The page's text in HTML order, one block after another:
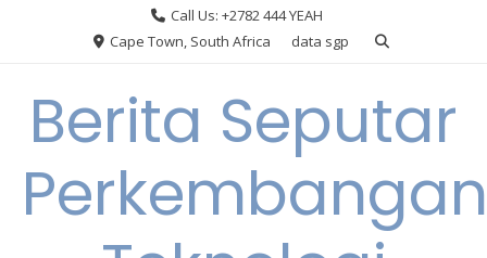
Call Us: +2782 444 YEAH
Cape Town, South Africa
data sgp
Berita Seputar
Perkembangan